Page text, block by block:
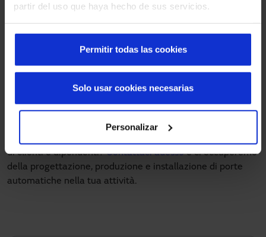
partir del uso que haya hecho de sus servicios.
Permitir todas las cookies
Personalizar
Solo usar cookies necesarias
Le porte automatiche facilitano il
transito delle persone
uscire facilmente dalcentro commerciale, impediscono gli
sbalzi termici ed evitano che le persone tocchino le porte
di qualsiasi virus attraverso il tocco.
di clienti e dipendenti?Contattaci adessoe ci occuperemo
della progettazione, produzione e installazione di porte
automatiche nella tua attività.